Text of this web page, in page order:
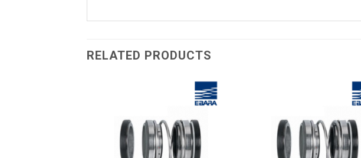
RELATED PRODUCTS